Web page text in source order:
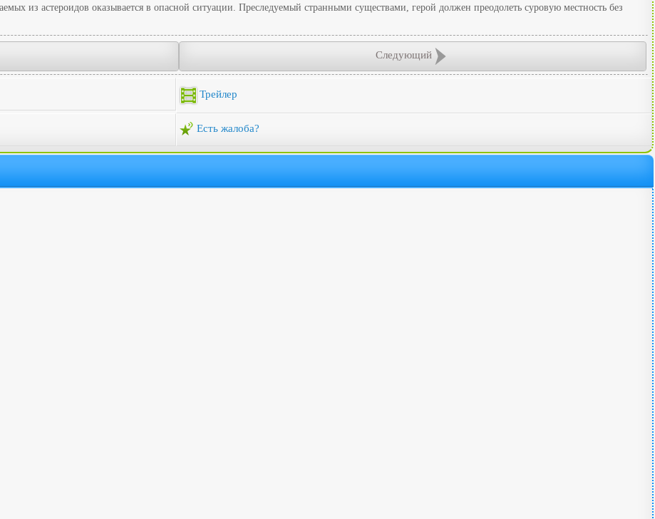
из астероидов оказывается в опасной ситуации. Преследуемый странными существами, герой должен преодолеть суровую местность без
Следующий
Трейлер
Есть жалоба?